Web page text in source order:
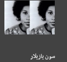
سون يازيلار